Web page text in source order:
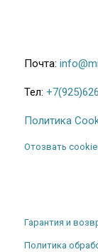
Почта:
Тел:
Политика
Отозвать
Гарантия и
Политика